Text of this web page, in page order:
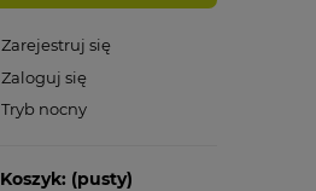
Zarejestruj się
Zaloguj się
Koszyk: (pusty)